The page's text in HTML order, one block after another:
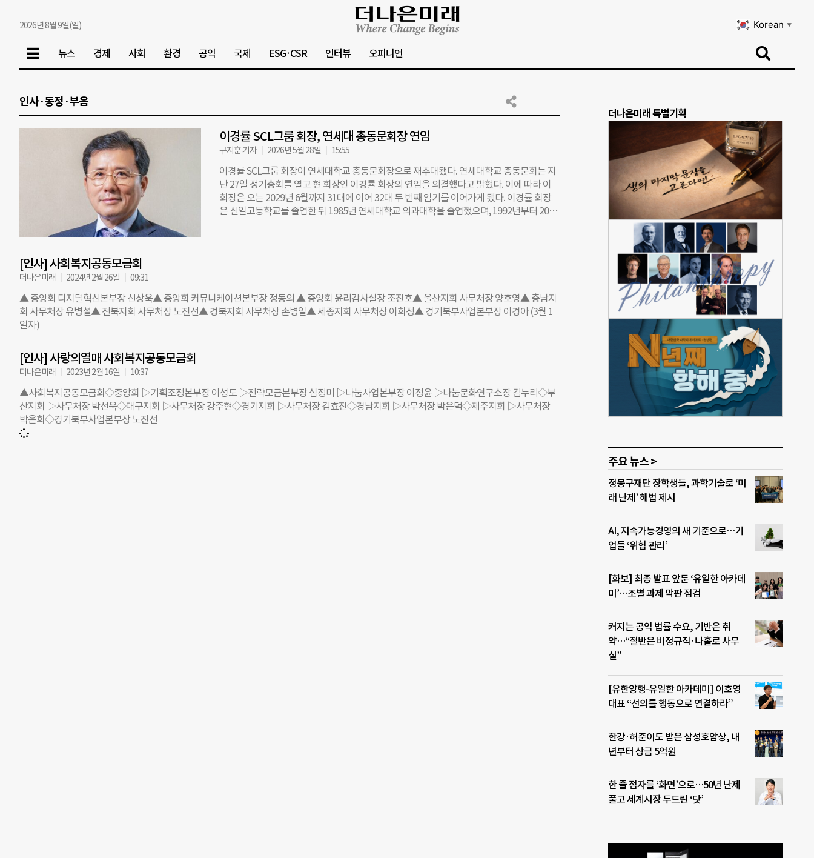
2026년 8월 9일(일) Korean ▼
뉴스 경제 사회 환경 공익 국제 ESG·CSR 인터뷰 오피니언
인사·동정·부음
이경률 SCL그룹 회장, 연세대 총동문회장 연임
구지훈 기자 2026년 5월 28일 15:55
이경률 SCL그룹 회장이 연세대학교 총동문회장으로 재추대됐다. 연세대학교 총동문회는 지
난 27일 정기총회를 열고 현 회장인 이경률 회장의 연임을 의결했다고 밝혔다. 이에 따라 이
회장은 오는 2029년 6월까지 31대에 이어 32대 두 번째 임기를 이어가게 됐다. 이경률 회장
은 신일고등학교를 졸업한 뒤 1985년 연세대학교 의과대학을 졸업했으며, 1992년부터 2002
관 서울의과학연구소(SCL)를 비롯해 하나로의료재단, SCL홀딩스, 바이오푸드랩, SCL사이언
스, 홈즈에이아이 등 주요 계열사의 역량을 바탕으로 SCL그룹을 이끌어왔다. 또한 지구촌보
건복지재단 이사장과 세계한인의사회 부회장 등을 맡아 취약계층 지원과 개발도상국 의료
통령 훈장(The Medal of Friendship)까지 받았다. 구지훈 더나은미래 기자
[인사] 사회복지공동모금회
더나은미래 2024년 2월 26일 09:31
▲ 중앙회 디지털혁신본부장 신상욱▲ 중앙회 커뮤니케이션본부장 정동의 ▲ 중앙회 윤리감사실장 조진호▲ 울산지회 사무처장 양호영▲ 충남지
회 사무처장 유병설▲ 전북지회 사무처장 노진선▲ 경북지회 사무처장 손병일▲ 세종지회 사무처장 이희정▲ 경기북부사업본부장 이경아 (3월 1
일자)
[인사] 사랑의열매 사회복지공동모금회
더나은미래 2023년 2월 16일 10:37
▲사회복지공동모금회◇중앙회 ▷기획조정본부장 이성도 ▷전략모금본부장 심정미 ▷나눔사업본부장 이정윤 ▷나눔문화연구소장 김누리◇부
산지회 ▷사무처장 박선욱◇대구지회 ▷사무처장 강주현◇경기지회 ▷사무처장 김효진◇경남지회 ▷사무처장 박은덕◇제주지회 ▷사무처장
박은희◇경기북부사업본부장 노진선
더나은미래 특별기획
주요 뉴스 >
정몽구재단 장학생들, 과학기술로 ‘미
래 난제’ 해법 제시
AI, 지속가능경영의 새 기준으로…기
업들 ‘위험 관리’
[화보] 최종 발표 앞둔 ‘유일한 아카데
미’…조별 과제 막판 점검
커지는 공익 법률 수요, 기반은 취
약…“절반은 비정규직·나홀로 사무
실”
[유한양행-유일한 아카데미] 이호영
대표 “선의를 행동으로 연결하라”
한강·허준이도 받은 삼성호암상, 내
년부터 상금 5억원
한 줄 점자를 ‘화면’으로…50년 난제
풀고 세계시장 두드린 ‘닷’